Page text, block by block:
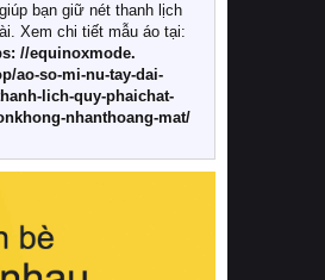
dòng sản phẩm thông
bộ chăn ga gối đệm
qua quy trình sản xuất
từ khâu chọn lọc nguyên
đến công nghệ dệt
đại không chứa hóa chất
cảm nhận rõ rệt sự khác
của phần đệm nâng đỡ
bạn giữ nét thanh lịch
Xem chi tiết mẫu áo tại:
//equinoxmode.
ao-so-mi-nu-tay-dai-
lich-quy-phaichat-
nhanthoang-mat/